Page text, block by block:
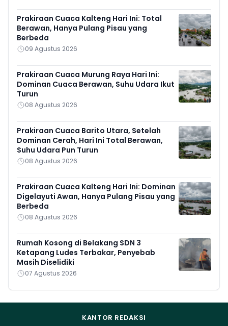
Prakiraan Cuaca Kalteng Hari Ini: Total
Berawan, Hanya Pulang Pisau yang
Berbeda
09 Agustus 2026
Prakiraan Cuaca Murung Raya Hari Ini:
Dominan Cuaca Berawan, Suhu Udara Ikut
Turun
08 Agustus 2026
Prakiraan Cuaca Barito Utara, Setelah
Dominan Cerah, Hari Ini Total Berawan,
Suhu Udara Pun Turun
08 Agustus 2026
Prakiraan Cuaca Kalteng Hari Ini: Dominan
Digelayuti Awan, Hanya Pulang Pisau yang
Berbeda
08 Agustus 2026
Rumah Kosong di Belakang SDN 3
Ketapang Ludes Terbakar, Penyebab
Masih Diselidiki
07 Agustus 2026
KANTOR REDAKSI